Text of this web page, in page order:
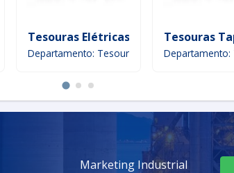
Tesouras Elétricas
Departamento: Tesoura
Tesouras
Departamento:
Marketing Industrial